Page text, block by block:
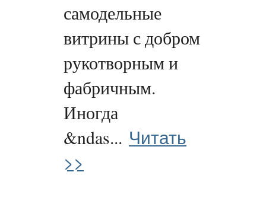
самодельные
витрины с добром
рукотворным и
фабричным.
Иногда
&ndas... Читать
>>